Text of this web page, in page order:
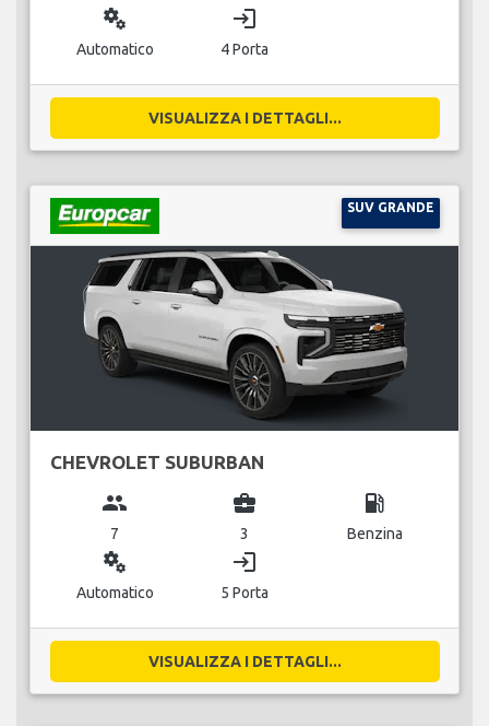
miscellaneous_services
Automatico
login
4 Porta
VISUALIZZA I DETTAGLI...
SUV GRANDE
CHEVROLET SUBURBAN
group
7
business_center
3
local_gas_station
Benzina
miscellaneous_services
Automatico
login
5 Porta
VISUALIZZA I DETTAGLI...